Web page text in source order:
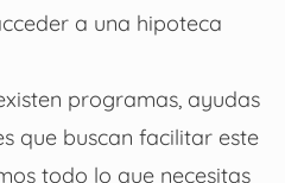
a una hipoteca
programas, ayudas
que buscan facilitar este
todo lo que necesitas